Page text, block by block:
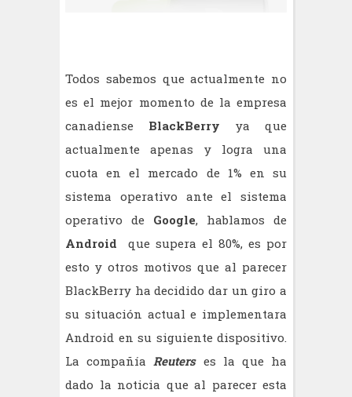
Todos sabemos que actualmente no
es el mejor momento de la empresa
canadiense BlackBerry ya que
actualmente apenas y logra una
cuota en el mercado de 1% en su
sistema operativo ante el sistema
operativo de Google, hablamos de
Android que supera el 80%, es por
esto y otros motivos que al parecer
BlackBerry ha decidido dar un giro a
su situación actual e implementara
Android en su siguiente dispositivo.
La compañíaReuterses la que ha
dado la noticia que al parecer esta